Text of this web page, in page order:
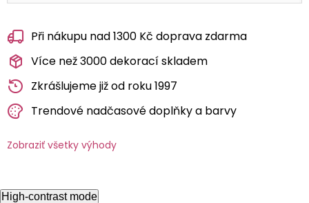
Při nákupu nad 1300 Kč doprava zdarma
Více než 3000 dekorací skladem
Zkrášlujeme již od roku 1997
Trendové nadčasové doplňky a barvy
Zobraziť všetky výhody
High-contrast mode